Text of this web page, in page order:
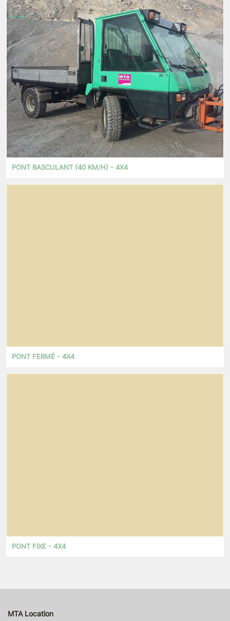
PONT BASCULANT (40 KM/H) - 4X4
PONT FERMÉ - 4X4
PONT FIXE - 4X4
MTA Location